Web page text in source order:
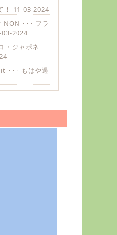
11-03-2024
NON ･･･ フラ
03-2024
・ジャポネ
･･･ もはや過